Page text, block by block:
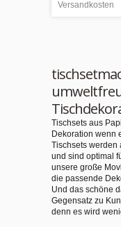
Versandkosten
Tischsets aus
Dekoration wenn
Tischsets werden
und sind optimal
unsere große
die passende
Und das schöne
Gegensatz zu
denn es wird